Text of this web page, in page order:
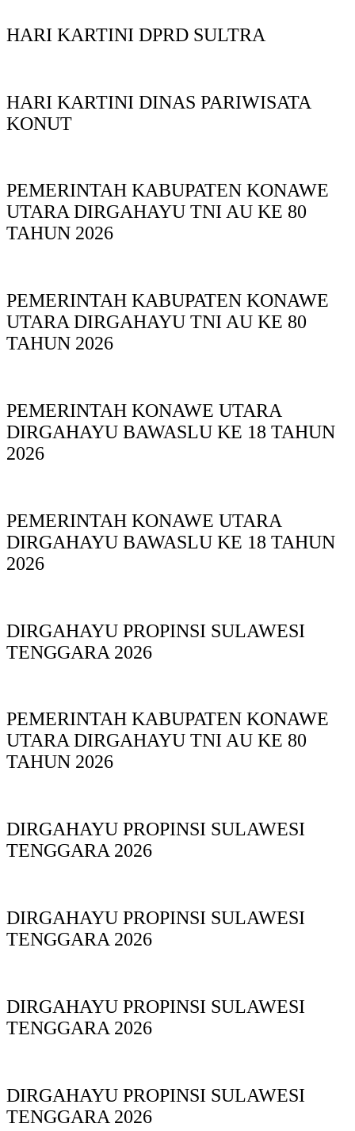
HARI KARTINI DPRD SULTRA
HARI KARTINI DINAS PARIWISATA
KONUT
PEMERINTAH KABUPATEN KONAWE
UTARA DIRGAHAYU TNI AU KE 80
TAHUN 2026
PEMERINTAH KABUPATEN KONAWE
UTARA DIRGAHAYU TNI AU KE 80
TAHUN 2026
PEMERINTAH KONAWE UTARA
DIRGAHAYU BAWASLU KE 18 TAHUN
2026
PEMERINTAH KONAWE UTARA
DIRGAHAYU BAWASLU KE 18 TAHUN
2026
DIRGAHAYU PROPINSI SULAWESI
TENGGARA 2026
PEMERINTAH KABUPATEN KONAWE
UTARA DIRGAHAYU TNI AU KE 80
TAHUN 2026
DIRGAHAYU PROPINSI SULAWESI
TENGGARA 2026
DIRGAHAYU PROPINSI SULAWESI
TENGGARA 2026
DIRGAHAYU PROPINSI SULAWESI
TENGGARA 2026
DIRGAHAYU PROPINSI SULAWESI
TENGGARA 2026